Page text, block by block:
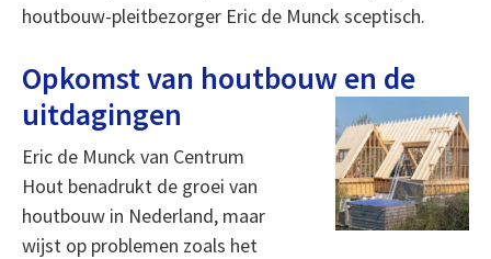
houtbouw-pleitbezorger Eric de Munck sceptisch.
Opkomst van houtbouw en de
uitdagingen
Eric de Munck van Centrum
Hout benadrukt de groei van
houtbouw in Nederland, maar
wijst op problemen zoals het